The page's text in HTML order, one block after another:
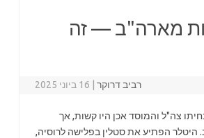
מארה"ב — זה
רביב דרוקר 16 ביוני 2025
צה"ל והמוסד אכן היו קשות, אך
הפתיע את סטלין בפלישה לרוסיה,